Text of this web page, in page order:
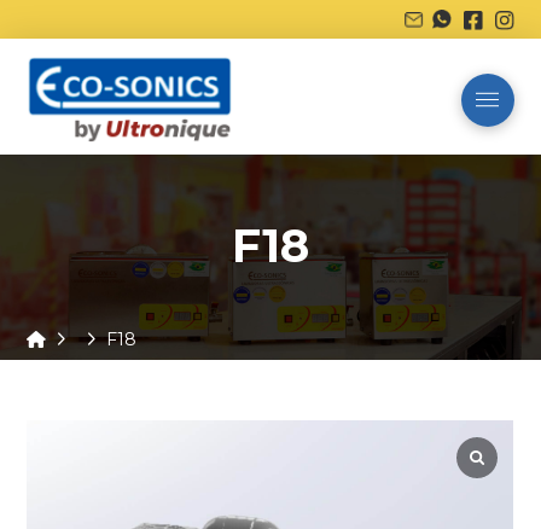
F18
Home F18